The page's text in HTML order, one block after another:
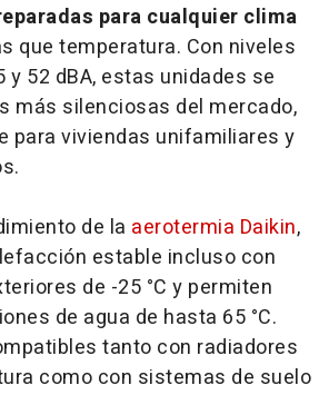
para cualquier clima
que temperatura. Con niveles
y 52 dBA, estas unidades se
más silenciosas del mercado,
para viviendas unifamiliares y
de la aerotermia Daikin,
estable incluso con
de -25 °C y permiten
de agua de hasta 65 °C.
tanto con radiadores
como con sistemas de suelo